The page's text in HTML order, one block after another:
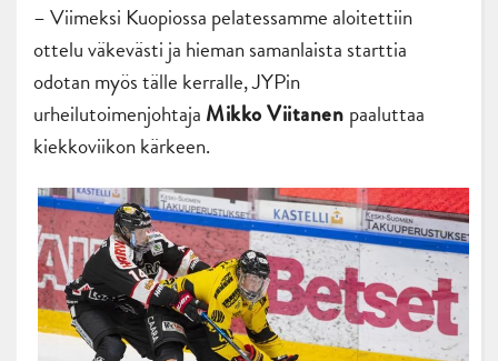
– Viimeksi Kuopiossa pelatessamme aloitettiin
ottelu väkevästi ja hieman samanlaista starttia
odotan myös tälle kerralle, JYPin
urheilutoimenjohtaja Mikko Viitanen paaluttaa
kiekkoviikon kärkeen.